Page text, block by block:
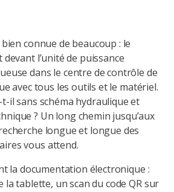
connue de beaucoup : le
l’unité de puissance
dans le centre de contrôle de
avec tous les outils et le matériel.
il sans schéma hydraulique et
? Un long chemin jusqu’aux
longue et longue des
vous attend.
la documentation électronique :
la tablette, un scan du code QR sur